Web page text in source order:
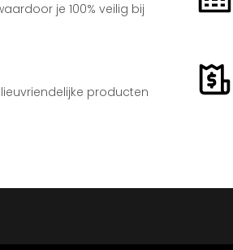
je 100% veilig bij
producten